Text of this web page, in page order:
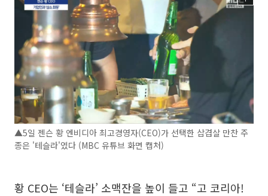
▲5일 젠슨 황 엔비디아 최고경영자(CEO)가 선택한 삽겹살 만찬 주
종은 '테슬라'였다 (MBC 유튜브 화면 캡처)
황 CEO는 ‘테슬라’ 소맥잔을 높이 들고 “고 코리아!